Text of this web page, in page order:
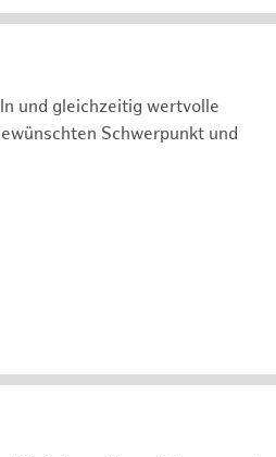
und gleichzeitig wertvolle
Schwerpunkt und